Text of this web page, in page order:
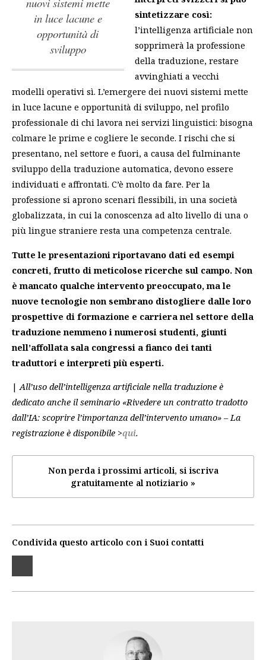
in luce lacune e
opportunità di
sviluppo
sintetizzare così:
l’intelligenza artificiale non
sopprimerà la professione
della traduzione, restare
avvinghiati a vecchi
modelli operativi sì. L’emergere dei nuovi sistemi mette
in luce lacune e opportunità di sviluppo, nel profilo
professionale di chi lavora nei servizi linguistici: bisogna
colmare le prime e cogliere le seconde. I rischi che si
presentano, nel settore e fuori, a causa del fulminante
sviluppo della traduzione automatica, devono essere
individuati e affrontati. C’è molto da fare. Per la
professione si aprono scenari flessibili, in una società
globalizzata, in cui la conoscenza ad alto livello di una o
più lingue straniere resta una competenza centrale.
Tutte le presentazioni riportavano dati ed esempi
concreti, frutto di meticolose ricerche sul campo. Non
è mancato qualche intervento preoccupato, ma le
nuove tecnologie non sembrano distogliere dalle loro
prospettive di formazione e carriera nel settore della
traduzione nemmeno i numerosi studenti, giunti
nell’affollata sala congressi a fianco dei tanti
traduttori e interpreti più esperti.
|All’uso dell’intelligenza artificiale nella traduzione è
dedicato anche il seminario «Rivedere un contratto tradotto
dall’IA: scoprire l’importanza dell’intervento umano» – La
registrazione è disponibile >qui.
Non perda i prossimi articoli, si iscriva
gratuitamente al notiziario »
Condivida questo articolo con i Suoi contatti